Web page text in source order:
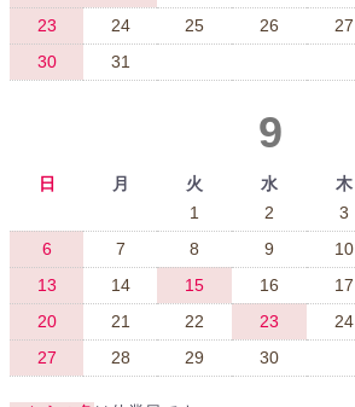
23
24 25 26 27
30
31
9
日 月 火 水 木
1
2 3
6
7 8 9 10
13
14 15 16 17
20
21 22 23 24
27
28 29 30